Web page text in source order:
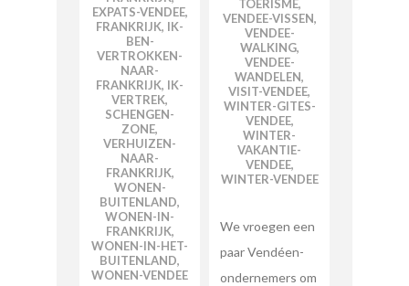
EXPATS-VENDEE,
FRANKRIJK, IK-
BEN-
VERTROKKEN-
NAAR-
FRANKRIJK, IK-
VERTREK,
SCHENGEN-
ZONE,
VERHUIZEN-
NAAR-
FRANKRIJK,
WONEN-
BUITENLAND,
WONEN-IN-
FRANKRIJK,
WONEN-IN-HET-
BUITENLAND,
WONEN-VENDEE
TOERISME,
VENDEE-VISSEN,
VENDEE-
WALKING,
VENDEE-
WANDELEN,
VISIT-VENDEE,
WINTER-GITES-
VENDEE,
WINTER-
VAKANTIE-
VENDEE,
WINTER-VENDEE
We vroegen een
paar Vendéen-
ondernemers om